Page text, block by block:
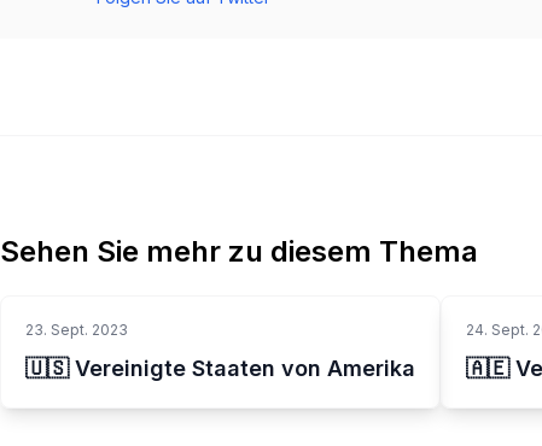
Sehen Sie mehr zu diesem Thema
23. Sept. 2023
🇺🇸 Vereinigte Staaten von Amerika
24. Sept.
🇦🇪